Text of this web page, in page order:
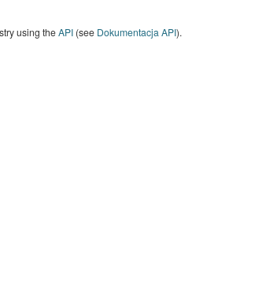
using theAPI(see Dokumentacja API).